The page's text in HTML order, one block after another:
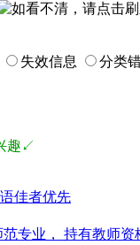
失效信息 分类
趣↙
佳者优先
专业， 持有教师资